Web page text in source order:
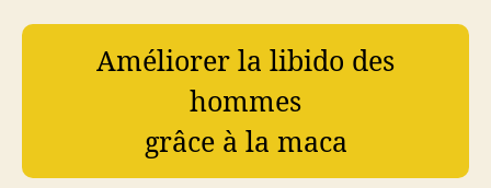
Améliorer la libido des
hommes
grâce à la maca